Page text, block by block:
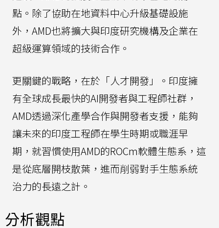
點。除了協助在地資料中心升級基礎設施
外，AMD也將擴大與印度研究機構及企業在
超級運算領域的技術合作。
更關鍵的戰略，在於「人才開發」。印度擁
有全球成長最快的AI開發者與工程師社群，
AMD透過深化產學合作與開發者支援，能夠
讓未來的印度工程師在學生時期或職涯早
期，就習慣使用AMD的ROCm軟體生態系，這
是從底層開枝散葉，進而削弱對手生態系統
治力的長遠之計。
分析觀點